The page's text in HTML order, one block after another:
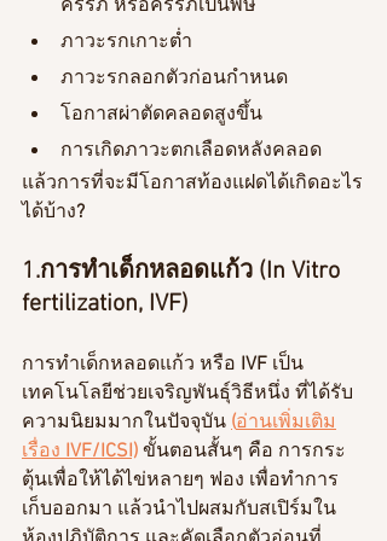
ครรภ์ หรือครรภ์เป็นพิษ
ภาวะรกเกาะต่ำ
ภาวะรกลอกตัวก่อนกำหนด
โอกาสผ่าตัดคลอดสูงขึ้น
การเกิดภาวะตกเลือดหลังคลอด
แล้วการที่จะมีโอกาสท้องแฝดได้เกิดอะไร
ได้บ้าง?
1.การทำเด็กหลอดแก้ว (In Vitro
fertilization, IVF)
การทำเด็กหลอดแก้ว หรือ IVF เป็น
เทคโนโลยีช่วยเจริญพันธุ์วิธีหนึ่ง ที่ได้รับ
ความนิยมมากในปัจจุบัน (อ่านเพิ่มเติม
เรื่อง IVF/ICSI) ขั้นตอนสั้นๆ คือ การกระ
ตุ้นเพื่อให้ได้ไข่หลายๆ ฟอง เพื่อทำการ
เก็บออกมา แล้วนำไปผสมกับสเปิร์มใน